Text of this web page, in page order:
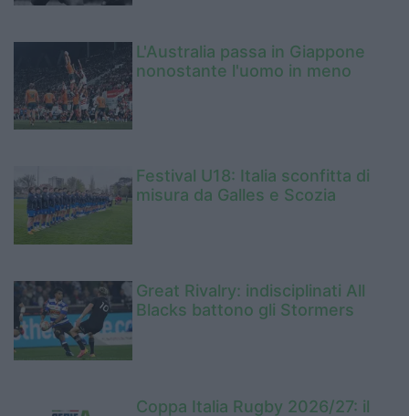
L'Australia passa in Giappone
nonostante l'uomo in meno
Festival U18: Italia sconfitta di
misura da Galles e Scozia
Great Rivalry: indisciplinati All
Blacks battono gli Stormers
Coppa Italia Rugby 2026/27: il